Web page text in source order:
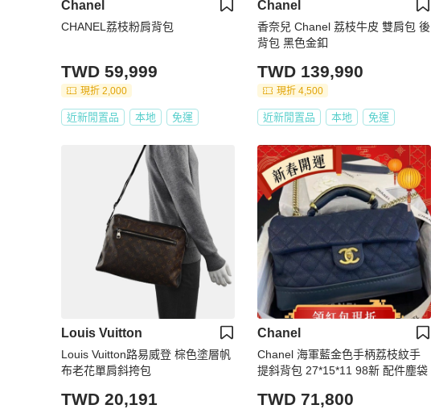
Chanel
CHANEL荔枝粉肩背包
TWD 59,999
現折 2,000
近新閒置品 本地 免運
Chanel
香奈兒 Chanel 荔枝牛皮 雙肩包 後
背包 黑色金釦
TWD 139,990
現折 4,500
近新閒置品 本地 免運
Louis Vuitton
Louis Vuitton路易威登 棕色塗層帆
布老花單肩斜挎包
TWD 20,191
Chanel
Chanel 海軍藍金色手柄荔枝紋手
提斜背包 27*15*11 98新 配件塵袋
TWD 71,800